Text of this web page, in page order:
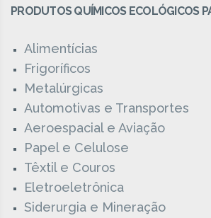
PRODUTOS QUÍMICOS ECOLÓGICOS
Alimentícias
Frigoríficos
Metalúrgicas
Automotivas e Transportes
Aeroespacial e Aviação
Papel e Celulose
Têxtil e Couros
Eletroeletrônica
Siderurgia e Mineração